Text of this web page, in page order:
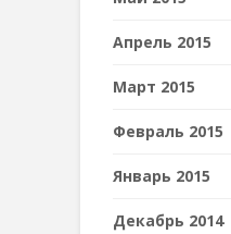
Апрель 2015
Март 2015
Февраль 2015
Январь 2015
Декабрь 2014